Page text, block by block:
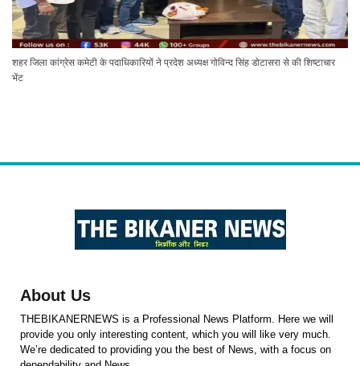
शहर जिला कांग्रेस कमेटी के पदाधिकारियों ने प्रदेश अध्यक्ष गोविन्द सिंह डोटासरा से की शिष्टाचार
भेंट
About Us
THEBIKANERNEWS is a Professional News Platform. Here we will
provide you only interesting content, which you will like very much.
We’re dedicated to providing you the best of News, with a focus on